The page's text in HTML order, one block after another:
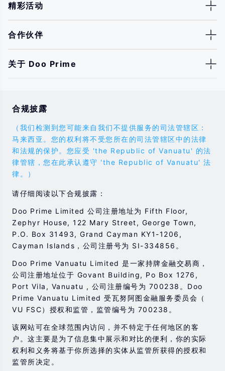
精彩活动
合作伙伴
关于 Doo Prime
合规披露
（我们检测到您可能来自我们不提供服务的司法管辖区：
马来西亚。您的权利将不受您所在的司法管辖区中的法律
和法规的保护。您应受 'the Republic of Vanuatu' 的法
律管辖，您在此承认遵守 'the Republic of Vanuatu' 法
律。）
请仔细阅读以下合规披露：
Doo Prime Limited 公司注册地址为 Fifth Floor,
Zephyr House, 122 Mary Street, George Town,
P.O. Box 31493, Grand Cayman KY1-1206,
Cayman Islands，公司注册号为 SI-334856。
Doo Prime Vanuatu Limited 是一家持牌金融交易商，
公司注册地址位于 Govant Building, Po Box 1276,
Port Vila, Vanuatu , 公司注册编号为 700238。Doo
Prime Vanuatu Limited 受瓦努阿图金融服务委员会（
VU FSC）授权和监管，监管编号为 700238。
该网站可在全球范围内访问，并不特定于任何地区的客
户。这主要是为了信息集中展示和对比的便利，你的实际
权利和义务将基于你所选择的实体从监管所获得的授权和
监管所决定。